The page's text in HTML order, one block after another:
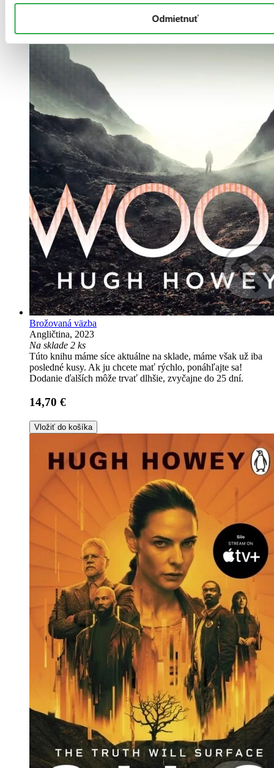
Odmietnuť
Brožovaná väzba
Angličtina, 2023
Na sklade 2 ks
Túto knihu máme síce aktuálne na sklade, máme však už iba
posledné kusy. Ak ju chcete mať rýchlo, ponáhľajte sa!
Dodanie ďalších môže trvať dlhšie, zvyčajne do 25 dní.
14,70 €
Vložiť do košíka